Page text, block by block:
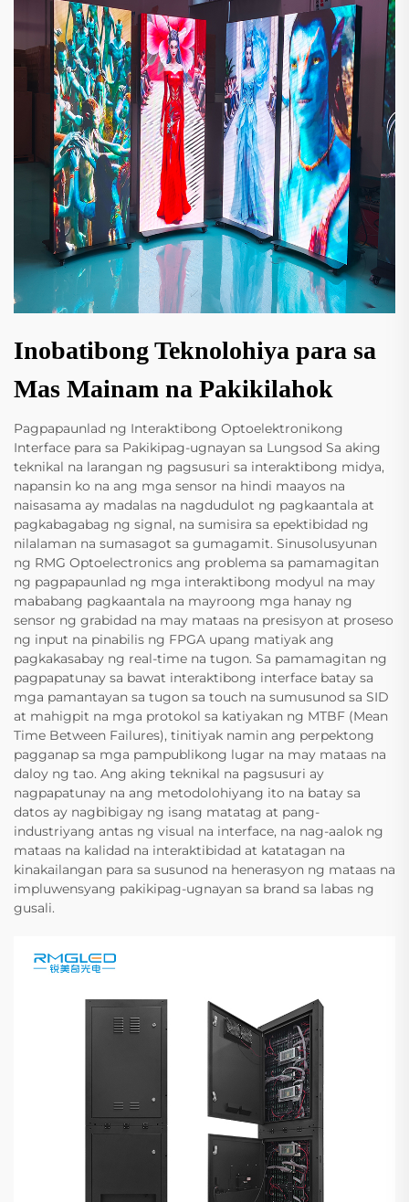
Inobatibong Teknolohiya para sa
Mas Mainam na Pakikilahok
Pagpapaunlad ng Interaktibong Optoelektronikong
Interface para sa Pakikipag-ugnayan sa Lungsod Sa aking
teknikal na larangan ng pagsusuri sa interaktibong midya,
napansin ko na ang mga sensor na hindi maayos na
naisasama ay madalas na nagdudulot ng pagkaantala at
pagkabagabag ng signal, na sumisira sa epektibidad ng
nilalaman na sumasagot sa gumagamit. Sinusolusyunan
ng RMG Optoelectronics ang problema sa pamamagitan
ng pagpapaunlad ng mga interaktibong modyul na may
mababang pagkaantala na mayroong mga hanay ng
sensor ng grabidad na may mataas na presisyon at proseso
ng input na pinabilis ng FPGA upang matiyak ang
pagkakasabay ng real-time na tugon. Sa pamamagitan ng
pagpapatunay sa bawat interaktibong interface batay sa
mga pamantayan sa tugon sa touch na sumusunod sa SID
at mahigpit na mga protokol sa katiyakan ng MTBF (Mean
Time Between Failures), tinitiyak namin ang perpektong
pagganap sa mga pampublikong lugar na may mataas na
daloy ng tao. Ang aking teknikal na pagsusuri ay
nagpapatunay na ang metodolohiyang ito na batay sa
datos ay nagbibigay ng isang matatag at pang-
industriyang antas ng visual na interface, na nag-aalok ng
mataas na kalidad na interaktibidad at katatagan na
kinakailangan para sa susunod na henerasyon ng mataas na
impluwensyang pakikipag-ugnayan sa brand sa labas ng
gusali.